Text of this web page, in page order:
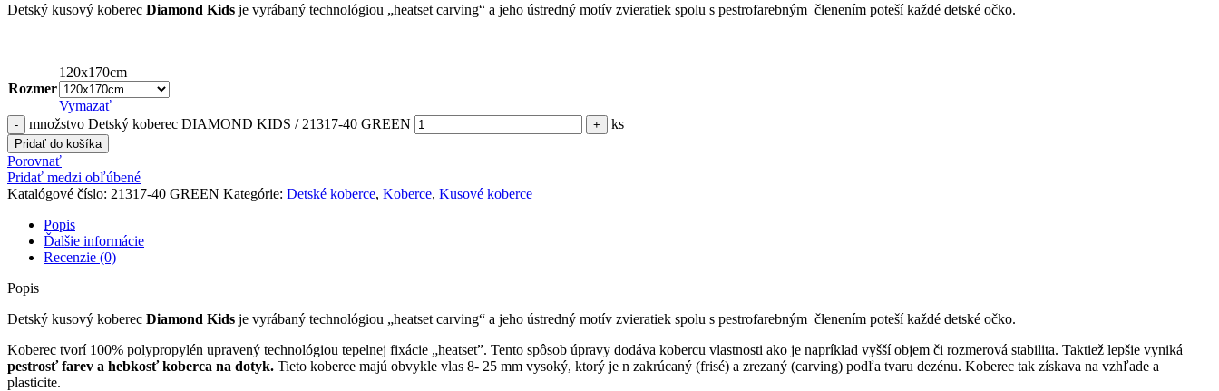
Detský kusový koberec Diamond Kids je vyrábaný technológiou „heatset carving“ a jeho ústredný motív zvieratiek spolu s pestrofarebným členením poteší každé detské očko.
Rozmer
120x170cm
Vymazať
množstvo Detský koberec DIAMOND KIDS / 21317-40 GREEN
ks
Pridať do košíka
Porovnať
Pridať medzi obľúbené
Katalógové číslo: 21317-40 GREEN Kategórie: Detské koberce, Koberce, Kusové koberce
Popis
Ďalšie informácie
Recenzie (0)
Popis
Detský kusový koberec Diamond Kids je vyrábaný technológiou „heatset carving“ a jeho ústredný motív zvieratiek spolu s pestrofarebným členením poteší každé detské očko.
Koberec tvorí 100% polypropylén upravený technológiou tepelnej fixácie „heatset”. Tento spôsob úpravy dodáva kobercu vlastnosti ako je napríklad vyšší objem či rozmerová stabilita. Taktiež lepšie vyniká
pestrosť farev a hebkosť koberca na dotyk. Tieto koberce majú obvykle vlas 8- 25 mm vysoký, ktorý je n zakrúcaný (frisé) a zrezaný (carving) podľa tvaru dezénu. Koberec tak získava na vzhľade a
plasticite.